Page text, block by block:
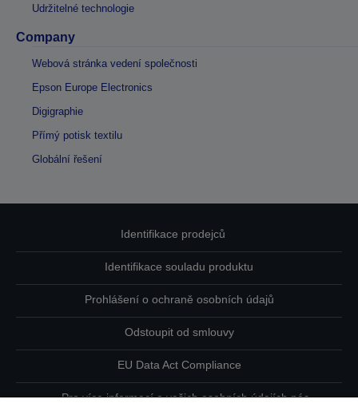
Udržitelné technologie
Company
Webová stránka vedení společnosti
Epson Europe Electronics
Digigraphie
Přímý potisk textilu
Globální řešení
Identifikace prodejců
Identifikace souladu produktu
Prohlášení o ochraně osobních údajů
Odstoupit od smlouvy
EU Data Act Compliance
Pro více informací o vašich osobních údajích nás